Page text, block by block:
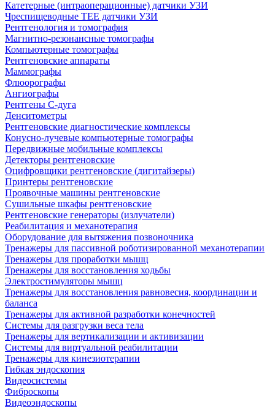
Катетерные (интраоперационные) датчики УЗИ
Чреспищеводные TEE датчики УЗИ
Рентгенология и томография
Магнитно-резонансные томографы
Компьютерные томографы
Рентгеновские аппараты
Маммографы
Флюорографы
Ангиографы
Рентгены С-дуга
Денситометры
Рентгеновские диагностические комплексы
Конусно-лучевые компьютерные томографы
Передвижные мобильные комплексы
Детекторы рентгеновские
Оцифровщики рентгеновские (дигитайзеры)
Принтеры рентгеновские
Проявочные машины рентгеновские
Сушильные шкафы рентгеновские
Рентгеновские генераторы (излучатели)
Реабилитация и механотерапия
Оборудование для вытяжения позвоночника
Тренажеры для пассивной роботизированной механотерапии
Тренажеры для проработки мышц
Тренажеры для восстановления ходьбы
Электростимуляторы мышц
Тренажеры для восстановления равновесия, координации и
баланса
Тренажеры для активной разработки конечностей
Системы для разгрузки веса тела
Тренажеры для вертикализации и активизации
Системы для виртуальной реабилитации
Тренажеры для кинезиотерапии
Гибкая эндоскопия
Видеосистемы
Фиброскопы
Видеоэндоскопы